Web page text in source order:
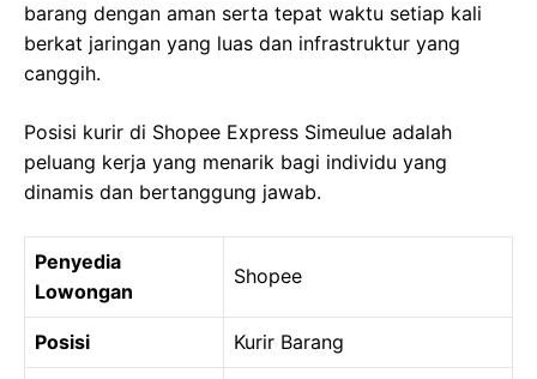
barang dengan aman serta tepat waktu setiap kali
berkat jaringan yang luas dan infrastruktur yang
canggih.
Posisi kurir di Shopee Express Simeulue adalah
peluang kerja yang menarik bagi individu yang
dinamis dan bertanggung jawab.
Penyedia
Lowongan
Shopee
Posisi Kurir Barang